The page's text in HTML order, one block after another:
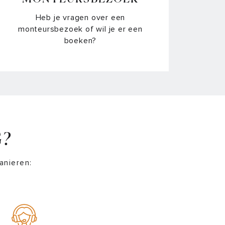
dient de bijgeleverde liniaal?
om?
maak ik gietijzer schoon?
doe ik met een verkleurde of beschadigde
Heb je vragen over een
monteursbezoek of wil je er een
boeken?